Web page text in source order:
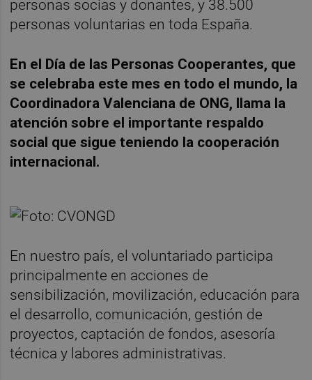
personas socias y donantes, y 38.500
personas voluntarias en toda España.
En el Día de las Personas Cooperantes, que
se celebraba este mes en todo el mundo, la
Coordinadora Valenciana de ONG, llama la
atención sobre el importante respaldo
social que sigue teniendo la cooperación
internacional.
En nuestro país, el voluntariado participa
principalmente en acciones de
sensibilización, movilización, educación para
el desarrollo, comunicación, gestión de
proyectos, captación de fondos, asesoría
técnica y labores administrativas.